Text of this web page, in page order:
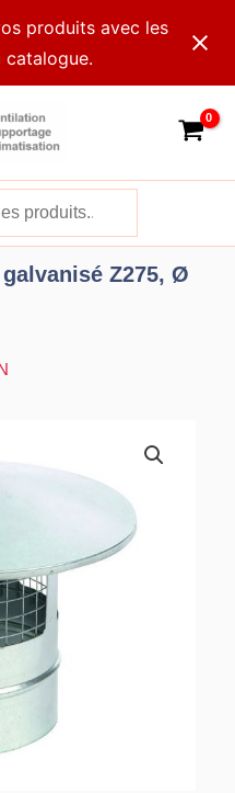
produits avec les
catalogue.
Z275, Ø